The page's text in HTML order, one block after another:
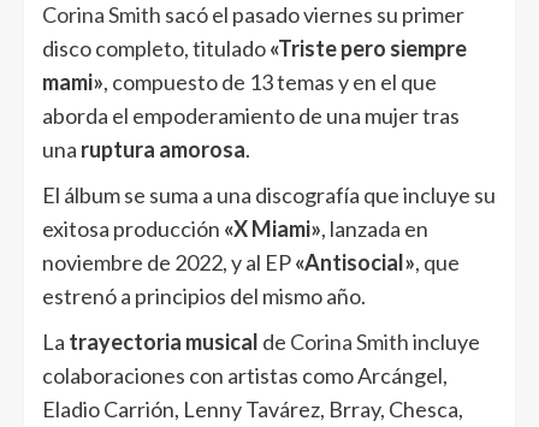
Corina Smith sacó el pasado viernes su primer
disco completo, titulado«Triste pero siempre
mami», compuesto de 13 temas y en el que
aborda el empoderamiento de una mujer tras
una ruptura amorosa.
El álbum se suma a una discografía que incluye su
exitosa producción «X Miami», lanzada en
noviembre de 2022, y al EP«Antisocial», que
estrenó a principios del mismo año.
La trayectoria musical de Corina Smithincluye
colaboraciones con artistas como Arcángel,
Eladio Carrión, Lenny Tavárez, Brray, Chesca,